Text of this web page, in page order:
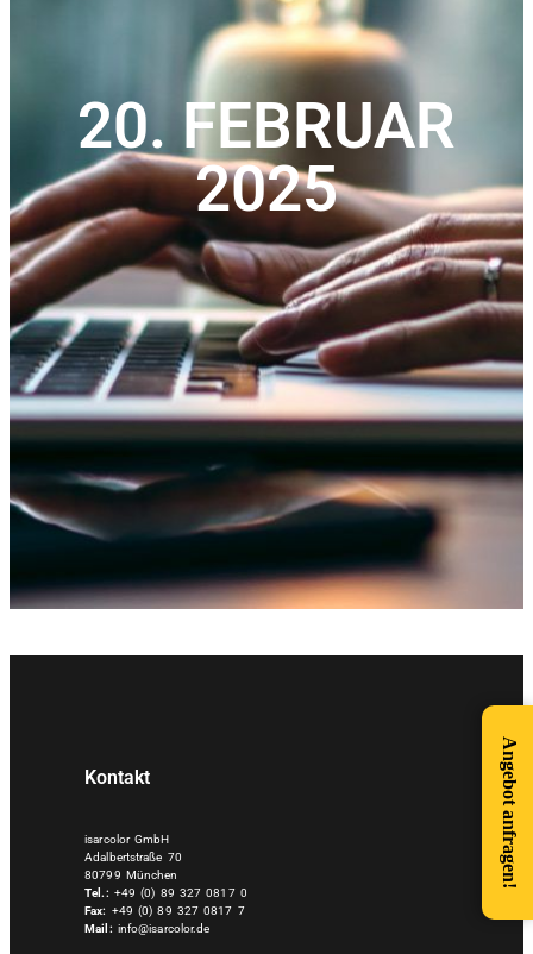
20. FEBRUAR
2025
Kontakt
isarcolor GmbH
Adalbertstraße 70
80799 München
Tel.: +49 (0) 89 327 0817 0
Fax: +49 (0) 89 327 0817 7
Mail: info@isarcolor.de
Angebot anfragen!